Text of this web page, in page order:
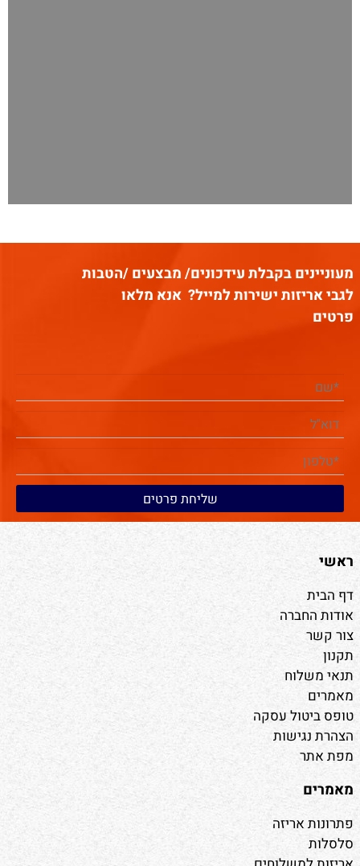
מעוניינים בקבלת עידכונים/ מבצעים /הטבות
לגבי אריזות ישירות למייל? אנא מלאו
פרטים
ראשי
דף הבית
אודות החברה
צור קשר
תקנון
תנאי משלוח
מאמרים
טופס ביטול עסקה
הצהרת נגישות
מפת אתר
מאמרים
פתרונות אריזה
סלסלות